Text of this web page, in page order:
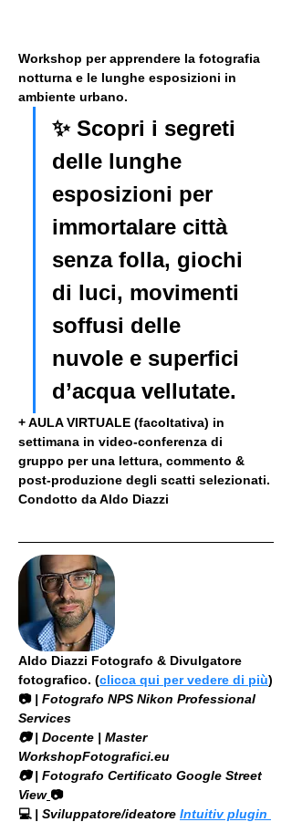
Workshop per apprendere la fotografia
notturna e le lunghe esposizioni in
ambiente urbano.
✨ Scopri i segreti
delle lunghe
esposizioni per
immortalare città
senza folla, giochi
di luci, movimenti
soffusi delle
nuvole e superfici
d’acqua vellutate.
+ AULA VIRTUALE (facoltativa) in
settimana in video-conferenza di
gruppo per una lettura, commento &
post-produzione degli scatti selezionati.
Condotto da Aldo Diazzi
Aldo Diazzi Fotografo & Divulgatore
fotografico. (clicca qui per vedere di più)
📷 | Fotografo NPS Nikon Professional
Services
​📷 | Docente | Master
WorkshopFotografici.eu
📷 | Fotografo Certificato Google Street
View 📷
💻 | Sviluppatore/ideatore Intuitiv plugin